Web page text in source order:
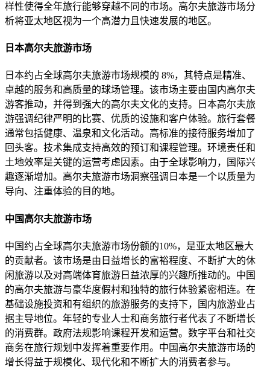
样性使得全年旅行能够穿越不同的市场。高尔夫旅游市场分
析将亚太地区视为一个高潜力且快速发展的地区。
日本高尔夫旅游市场
日本约占全球高尔夫旅游市场规模的 8%，其特点是精准、
卓越的服务和高质量的球场管理。该市场主要由国内高尔夫
游客推动，并得到强大的高尔夫文化的支持。日本高尔夫旅
游强调纪律严明的比赛、优质的设施和客户体验。旅行套餐
通常包括健康、温泉和文化活动。高标准的接待服务增加了
回头客。技术集成支持高效的预订和课程管理。环境责任和
土地效率是关键的运营考虑因素。由于全球影响力，国际兴
趣逐渐增加。高尔夫旅游市场洞察强调日本是一个以质量为
导向、注重体验的目的地。
中国高尔夫旅游市场
中国约占全球高尔夫旅游市场份额的10%，是亚太地区最大
的贡献者。该市场是由日益增长的富裕程度、不断扩大的休
闲旅游以及对高端体育旅游日益浓厚的兴趣所推动的。中国
的高尔夫旅游与豪华度假村和独特的旅行体验紧密相连。在
基础设施投资和有组织的旅游服务的支持下，国内旅游业占
据主导地位。年轻的专业人​​士和商务旅行者代表了不断增长
的消费群。政府法规影响课程开发和运营。数字平台和社交
商务在旅行规划中发挥着重要作用。中国高尔夫旅游市场的
增长得益于规模化、现代化和不断扩大的消费者参与。